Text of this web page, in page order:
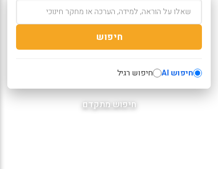
חיפוש
חיפוש AI חיפוש רגיל
חיפוש מתקדם